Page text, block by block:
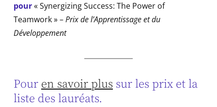
pour« Synergizing Success: The Power of
Teamwork » –Prix de l’Apprentissage et du
Développement
Pour en savoir plus sur les prix et la
liste des lauréats.